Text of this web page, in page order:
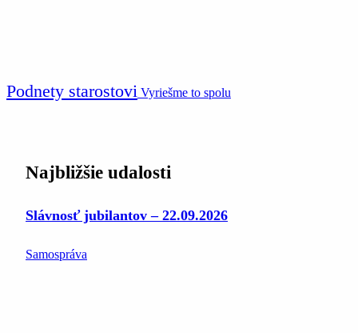
Podnety starostovi Vyriešme to spolu
Najbližšie udalosti
Slávnosť jubilantov – 22.09.2026
Samospráva